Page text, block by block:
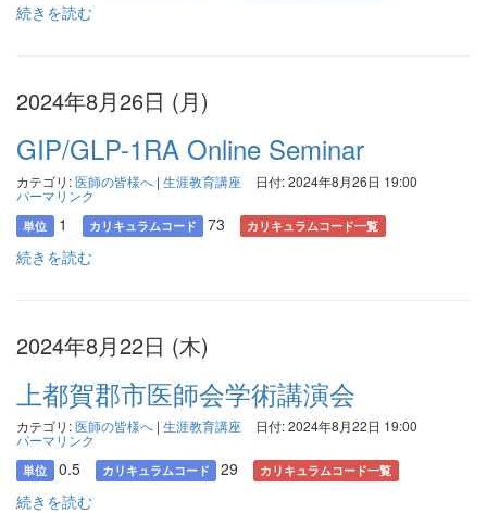
続きを読む
2024年8月26日 (月)
GIP/GLP-1RA Online Seminar
カテゴリ:医師の皆様へ | 生涯教育講座 日付: 2024年8月26日 19:00
パーマリンク
単位 1 カリキュラムコード 73 カリキュラムコード一覧
続きを読む
2024年8月22日 (木)
上都賀郡市医師会学術講演会
カテゴリ:医師の皆様へ | 生涯教育講座 日付: 2024年8月22日 19:00
パーマリンク
単位 0.5 カリキュラムコード 29 カリキュラムコード一覧
続きを読む